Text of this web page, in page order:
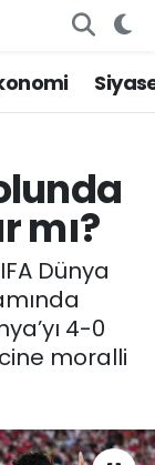
mı?
Dünya
4-0
moralli